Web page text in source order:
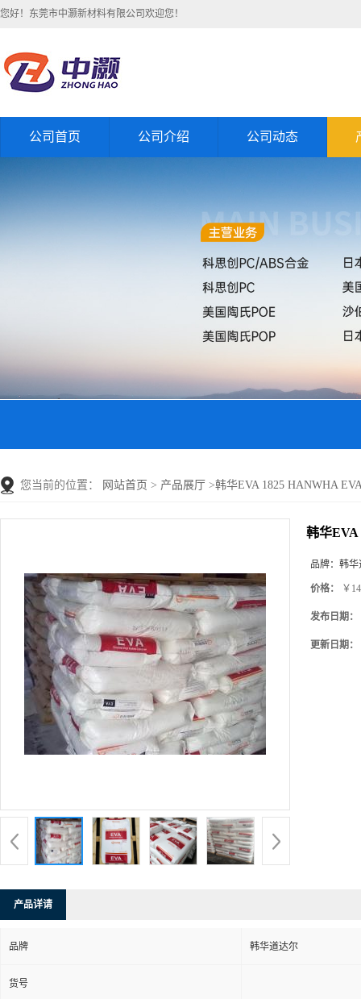
您好！东莞市中灏新材料有限公司欢迎您！
公司首页 公司介绍 公司动态
您当前的位置： 网站首页 > 产品展厅 >韩华EVA 1825 HANWHA
韩华EVA
品牌： 韩华
价格： ￥
发布日期：
更新日期：
产品详请
品牌 韩华道达尔
货号